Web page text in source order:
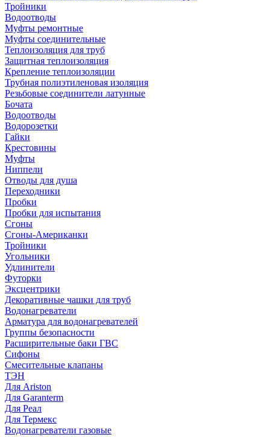
Тройники
Водоотводы
Муфты ремонтные
Муфты соединительные
Теплоизоляция для труб
Защитная теплоизоляция
Крепление теплоизоляции
Трубная полиэтиленовая изоляция
Резьбовые соединители латунные
Бочата
Водоотводы
Водорозетки
Гайки
Крестовины
Муфты
Ниппели
Отводы для душа
Переходники
Пробки
Пробки для испытания
Сгоны
Сгоны-Американки
Тройники
Угольники
Удлинители
Футорки
Эксцентрики
Декоративные чашки для труб
Водонагреватели
Арматура для водонагревателей
Группы безопасности
Расширительные баки ГВС
Сифоны
Смесительные клапаны
ТЭН
Для Ariston
Для Garanterm
Для Реал
Для Термекс
Водонагреватели газовые